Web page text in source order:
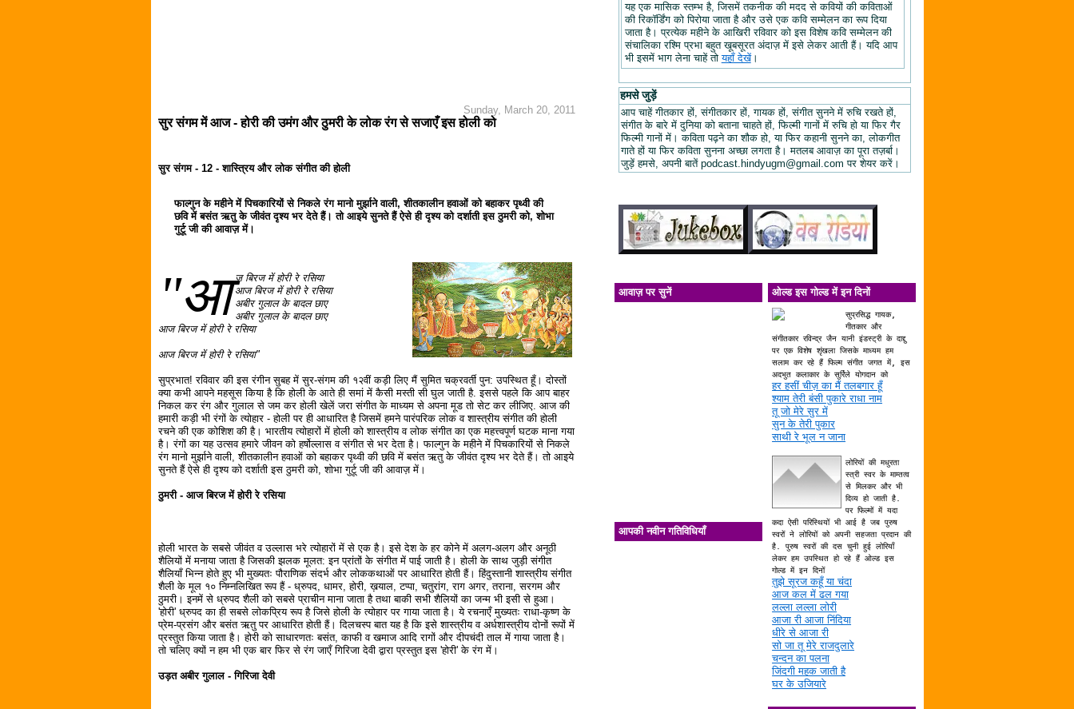
Sunday, March 20, 2011
सुर संगम में आज - होरी की उमंग और ठुमरी के लोक रंग से सजाएँ इस होली को
सुर संगम - 12 - शास्त्रिय और लोक संगीत की होली
फाल्गुन के महीने में पिचकारियों से निकले रंग मानो मुर्झाने वाली, शीतकालीन हवाओं को बहाकर पृथ्वी की
छवि में बसंत ऋतु के जीवंत दृश्य भर देते हैं। तो आइये सुनते हैं ऐसे ही दृश्य को दर्शाती इस ठुमरी को, शोभा
गुर्टू जी की आवाज़ में।
"आ ज बिरज में होरी रे रसिया
आज बिरज में होरी रे रसिया
अबीर गुलाल के बादल छाए
अबीर गुलाल के बादल छाए
आज बिरज में होरी रे रसिया
आज बिरज में होरी रे रसिया"
सुप्रभात! रविवार की इस रंगीन सुबह में सुर-संगम की १२वीं कड़ी लिए मैं सुमित चक्रवर्ती पुन: उपस्थित हूँ। दोस्तों
क्या कभी आपने महसूस किया है कि होली के आते ही समां में कैसी मस्ती सी घुल जाती है. इससे पहले कि आप बाहर
निकल कर रंग और गुलाल से जम कर होली खेलें जरा संगीत के माध्यम से अपना मूड तो सेट कर लीजिए. आज की
हमारी कड़ी भी रंगों के त्योहार - होली पर ही आधारित है जिसमें हमने पारंपरिक लोक व शास्त्रीय संगीत की होली
रचने की एक कोशिश की है। भारतीय त्योहारों में होली को शास्त्रीय व लोक संगीत का एक महत्त्वपूर्ण घटक माना गया
है। रंगों का यह उत्सव हमारे जीवन को हर्षोल्लास व संगीत से भर देता है। फाल्गुन के महीने में पिचकारियों से निकले
रंग मानो मुर्झाने वाली, शीतकालीन हवाओं को बहाकर पृथ्वी की छवि में बसंत ऋतु के जीवंत दृश्य भर देते हैं। तो आइये
सुनते हैं ऐसे ही दृश्य को दर्शाती इस ठुमरी को, शोभा गुर्टू जी की आवाज़ में।
ठुमरी - आज बिरज में होरी रे रसिया
होली भारत के सबसे जीवंत व उल्लास भरे त्योहारों में से एक है। इसे देश के हर कोने में अलग-अलग और अनूठी
शैलियों में मनाया जाता है जिसकी झलक मूलत: इन प्रांतों के संगीत में पाई जाती है। होली के साथ जुड़ी संगीत
शैलियाँ भिन्न होते हुए भी मुख्यतः पौराणिक संदर्भ और लोककथाओं पर आधारित होती हैं। हिंदुस्तानी शास्त्रीय संगीत
शैली के मूल १० निम्नलिखित रूप हैं - ध्रुपद, धामर, होरी, ख़याल, टप्पा, चतुरांग, राग अगर, तराना, सरगम और
ठुमरी। इनमें से ध्रुपद शैली को सबसे प्राचीन माना जाता है तथा बाकी सभी शैलियों का जन्म भी इसी से हुआ।
'होरी' ध्रुपद का ही सबसे लोकप्रिय रूप है जिसे होली के त्योहार पर गाया जाता है। ये रचनाएँ मुख्यतः राधा-कृष्ण के
प्रेम-प्रसंग और बसंत ऋतु पर आधारित होती हैं। दिलचस्प बात यह है कि इसे शास्त्रीय व अर्धशास्त्रीय दोनों रूपों में
प्रस्तुत किया जाता है। होरी को साधारणतः बसंत, काफी व खमाज आदि रागों और दीपचंदी ताल में गाया जाता है।
तो चलिए क्यों न हम भी एक बार फिर से रंग जाएँ गिरिजा देवी द्वारा प्रस्तुत इस 'होरी' के रंग में।
उड़त अबीर गुलाल - गिरिजा देवी
यह एक मासिक स्तम्भ है, जिसमें तकनीक की मदद से कवियों की कविताओं
की रिकॉर्डिंग को पिरोया जाता है और उसे एक कवि सम्मेलन का रूप दिया
जाता है। प्रत्येक महीने के आखिरी रविवार को इस विशेष कवि सम्मेलन की
संचालिका रश्मि प्रभा बहुत खूबसूरत अंदाज़ में इसे लेकर आती हैं। यदि आप
भी इसमें भाग लेना चाहें तोयहाँ देखें।
हमसे जुड़ें
आप चाहें गीतकार हों, संगीतकार हों, गायक हों, संगीत सुनने में रुचि रखते हों,
संगीत के बारे में दुनिया को बताना चाहते हों, फिल्मी गानों में रुचि हो या फिर गैर
फिल्मी गानों में। कविता पढ़ने का शौक हो, या फिर कहानी सुनने का, लोकगीत
गाते हों या फिर कविता सुनना अच्छा लगता है। मतलब आवाज़ का पूरा तज़र्बा।
जुड़ें हमसे, अपनी बातें podcast.hindyugm@gmail.com पर शेयर करें।
आवाज़ पर सुनें
आपकी नवीन गतिविधियाँ
ओल्ड इस गोल्ड में इन दिनों
सुप्रसिद्ध गायक,
गीतकार और
संगीतकार रविन्द्र जैन यानी इंडस्ट्री के दाद्दु
पर एक विशेष शृंखला जिसके माध्यम हम
सलाम कर रहे हैं फिल्म संगीत जगत में, इस
अदभुत कलाकार के सुर्रिले योगदान को
हर हसीं चीज़ का मैं तलबगार हूँ
श्याम तेरी बंसी पुकारे राधा नाम
तू जो मेरे सुर में
सुन के तेरी पुकार
साथी रे भूल न जाना
लोरियों की मधुरता
स्त्री स्वर के माम्तत्व
से मिलकर और भी
दिव्य हो जाती है.
पर फिल्मों में यदा
कदा ऐसी परिस्थियों भी आई है जब पुरुष
स्वरों ने लोरियों को अपनी सहजता प्रदान की
है. पुरुष स्वरों की दस चुनी हुई लोरियाँ
लेकर हम उपस्थित हो रहे हैं ओल्ड इस
गोल्ड में इन दिनों
तुझे सूरज कहूँ या चंदा
आज कल में ढल गया
लल्ला लल्ला लोरी
आजा री आजा निंदिया
धीरे से आजा री
सो जा तू मेरे राजदुलारे
चन्दन का पलना
जिंदगी महक जाती है
घर के उजियारे